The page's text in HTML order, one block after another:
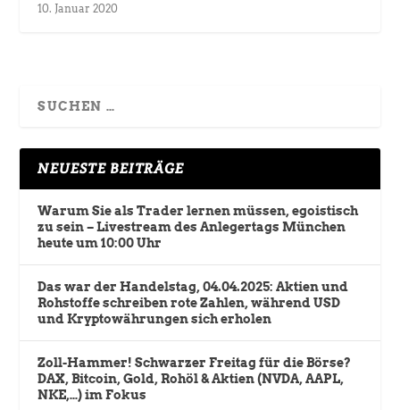
10. Januar 2020
NEUESTE BEITRÄGE
Warum Sie als Trader lernen müssen, egoistisch
zu sein – Livestream des Anlegertags München
heute um 10:00 Uhr
Das war der Handelstag, 04.04.2025: Aktien und
Rohstoffe schreiben rote Zahlen, während USD
und Kryptowährungen sich erholen
Zoll-Hammer! Schwarzer Freitag für die Börse?
DAX, Bitcoin, Gold, Rohöl & Aktien (NVDA, AAPL,
NKE,…) im Fokus